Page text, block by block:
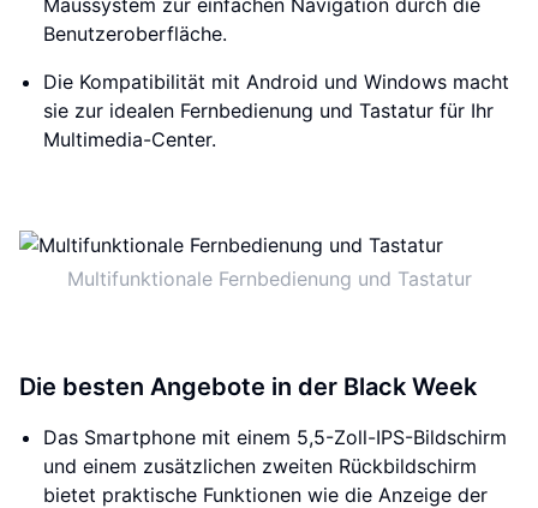
Maussystem zur einfachen Navigation durch die
Benutzeroberfläche.
Die Kompatibilität mit Android und Windows macht
sie zur idealen Fernbedienung und Tastatur für Ihr
Multimedia-Center.
Multifunktionale Fernbedienung und Tastatur
Die besten Angebote in der Black Week
Das Smartphone mit einem 5,5-Zoll-IPS-Bildschirm
und einem zusätzlichen zweiten Rückbildschirm
bietet praktische Funktionen wie die Anzeige der